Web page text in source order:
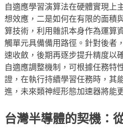
自適應學習演算法在硬體實現上
想效應，二是如何在有限的面積
算技術，利用雜訊本身作為運算
觸單元具備備用路徑。針對後者
速收斂，後期再逐步提升精度以
自適應調整機制，可根據任務特
證，在執行持續學習任務時，其
進，未來類神經形態加速器將能
台灣半導體的契機：